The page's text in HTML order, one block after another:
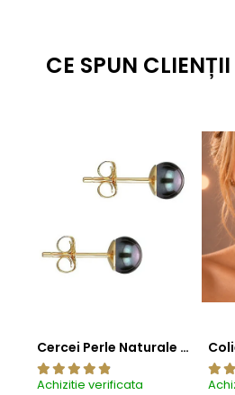
CE SPUN
Cercei Perle Naturale Negre 5-6 mm, Buton AAA, Aur 14K (aur 585), Tip Șurub | KASKADDA®
Achizitie verificata